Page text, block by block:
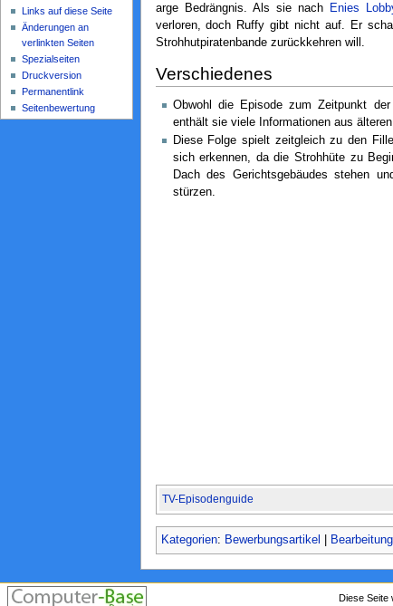
arge Bedrängnis. Als sie nach
Enies
verloren, doch Ruffy gibt nicht auf. Er
Strohhutpiratenbande zurückkehren will.
Verschiedenes
Obwohl die Episode zum Zeitpunkt
enthält sie viele Informationen aus
Diese Folge spielt zeitgleich zu den
sich erkennen, da die Strohhüte zu
Dach des Gerichtsgebäudes stehen
stürzen.
TV-Episodenguide
Kategorien: Bewerbungsartikel
Links auf diese Seite
Änderungen an
verlinkten Seiten
Spezialseiten
Druckversion
Permanentlink
Seitenbewertung
Diese Seite